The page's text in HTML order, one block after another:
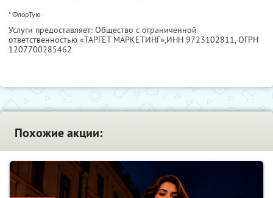
* ФлорТую
Услуги предоставляет: Общество с ограниченной
ответственностью «ТАРГЕТ МАРКЕТИНГ»,ИНН 9723102811, ОГРН
1207700285462
Похожие акции: